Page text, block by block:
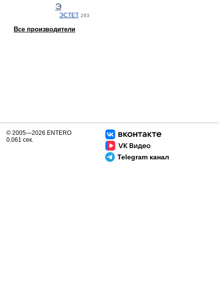
Э
ЭСТЕТ 283
Все производители
Telegram канал
© 2005—2026 ENTERO
0.061 сек.